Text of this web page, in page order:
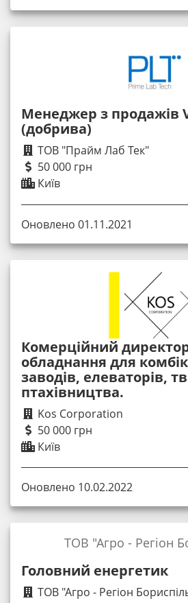
Менеджер з продажів
(добрива)
ТОВ "Прайм Лаб Тек"
50 000 грн
Київ
Оновлено 01.11.2021
Комерційний
обладнання для
заводів, елеваторів,
птахівництва.
Kos Corporation
50 000 грн
Київ
Оновлено 10.02.2022
Головний енергетик
ТОВ "Агро - Регіон
ТОВ "Агро - Регіон